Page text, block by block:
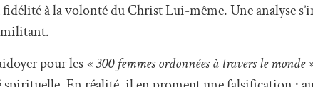
à la volonté du Christ Lui-même. Une analyse
militant.
pour les« 300 femmes ordonnées à travers le monde